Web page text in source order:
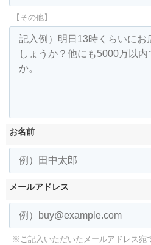
【その他】
お名前
メールアドレス
※ご記入いただいたメールアドレス宛